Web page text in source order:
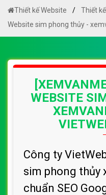
Thiết kế Website Thiết
Website sim phong thủy -
WEBSITE
Công ty
sim phong thủy
chuẩn SEO